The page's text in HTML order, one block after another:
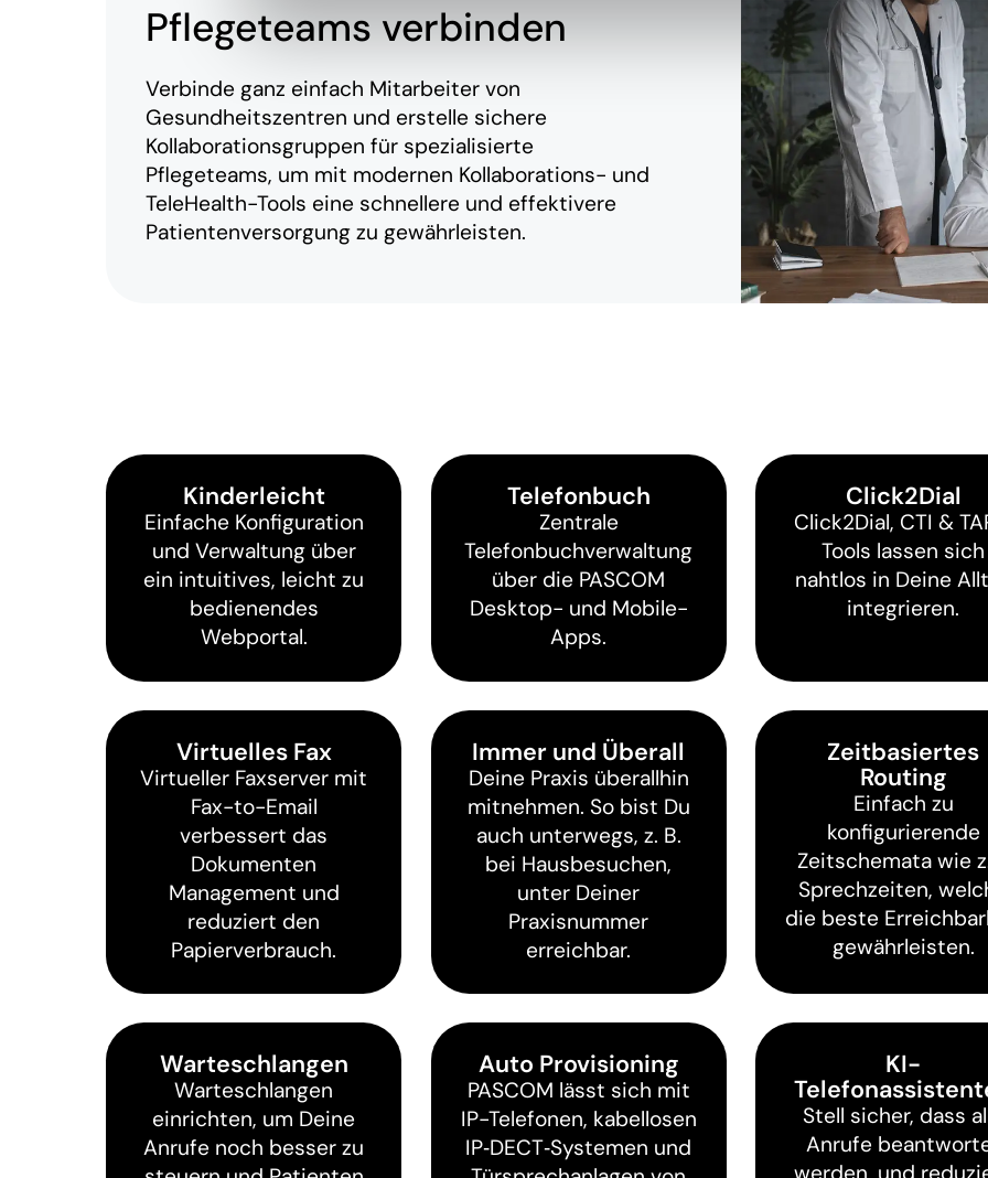
Pflegeteams verbinden
Verbinde ganz einfach Mitarbeiter von
Gesundheitszentren und erstelle sichere
Kollaborationsgruppen für spezialisierte
Pflegeteams, um mit modernen Kollaborations- und
TeleHealth-Tools eine schnellere und effektivere
Patientenversorgung zu gewährleisten.
Kinderleicht
Einfache Konfiguration
und Verwaltung über
ein intuitives, leicht zu
bedienendes
Webportal.
Telefonbuch
Zentrale
Telefonbuchverwaltung
über die PASCOM
Desktop- und Mobile-
Apps.
Click2Dial
Click2Dial, CTI &
Tools lassen sich
nahtlos in Deine
integrieren.
Virtuelles Fax
Virtueller Faxserver mit
Fax-to-Email
verbessert das
Dokumenten
Management und
reduziert den
Papierverbrauch.
Immer und Überall
Deine Praxis überallhin
mitnehmen. So bist Du
auch unterwegs, z. B.
bei Hausbesuchen,
unter Deiner
Praxisnummer
erreichbar.
Zeitbasiertes
Routing
Einfach zu
konfigurierende
Zeitschemata wie
Sprechzeiten,
die beste
gewährleisten.
Warteschlangen
Warteschlangen
einrichten, um Deine
Anrufe noch besser zu
Auto Provisioning
PASCOM lässt sich mit
IP-Telefonen, kabellosen
IP‑DECT‑Systemen und
KI-
Stell sicher, dass
Anrufe